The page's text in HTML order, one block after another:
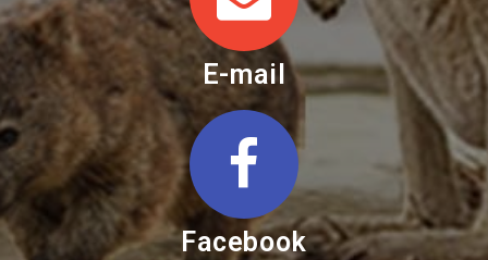
E-mail
Facebook